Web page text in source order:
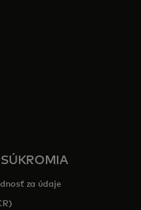
new tab
za údaje